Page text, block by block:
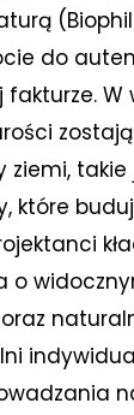
do
W
ziemi,
które